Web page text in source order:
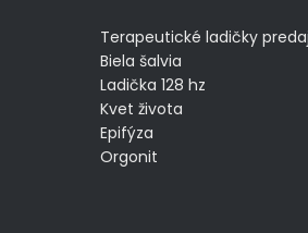
Terapeutické ladičky
Biela šalvia
Ladička 128 hz
Kvet života
Epifýza
Orgonit